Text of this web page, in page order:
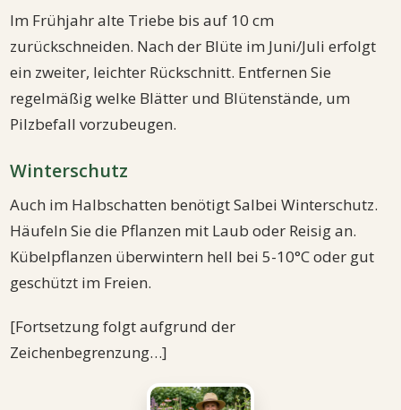
Im Frühjahr alte Triebe bis auf 10 cm
zurückschneiden. Nach der Blüte im Juni/Juli erfolgt
ein zweiter, leichter Rückschnitt. Entfernen Sie
regelmäßig welke Blätter und Blütenstände, um
Pilzbefall vorzubeugen.
Winterschutz
Auch im Halbschatten benötigt Salbei Winterschutz.
Häufeln Sie die Pflanzen mit Laub oder Reisig an.
Kübelpflanzen überwintern hell bei 5-10°C oder gut
geschützt im Freien.
[Fortsetzung folgt aufgrund der
Zeichenbegrenzung…]